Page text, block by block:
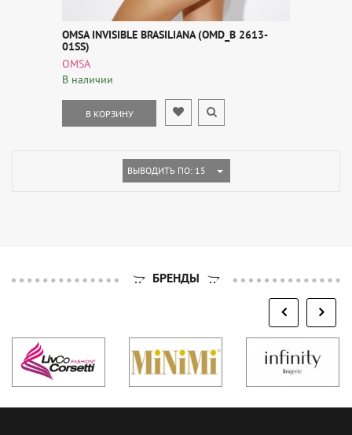
OMSA INVISIBLE BRASILIANA (OMD_B 2613-
01SS)
OMSA
В наличии
В КОРЗИНУ
ВЫВОДИТЬ ПО: 15 TOGGLE DROPDOWN
БРЕНДЫ